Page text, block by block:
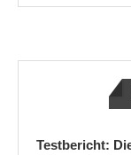
Testbericht: